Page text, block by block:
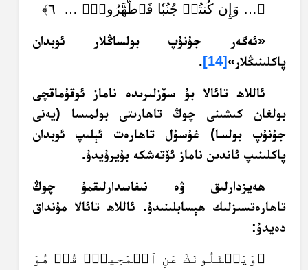
﴿… وَإِن كُنتُمۡ جُنُبٗا فَٱطَّهَّرُواْۚ … ٦﴾
«ئەگەر جۇنۇپ بولساڭلار ئوبدان
پاكلىنىڭلار»[14]
.
ئاللاھ تائالا بۇ سۆزلىرىدە ناماز ئوقۇماقچى
بولغان كىشىنى چوڭ تاھارىتى بولمىسا (يەنى
جۇنۇپ بولسا) غۇسۇل تاھارەت ئېلىپ ئوبدان
پاكلىنىپ ئاندىن ناماز ئۆتەشكە بۇيرۇيدۇ.
ھەيزدارلىق ۋە نىفاسدارلىقمۇ چوڭ
تاھارەتسىزلىك ھېسابلىنىدۇ. ئاللاھ تائالا مۇنداق
دەيدۇ:
﴿وَيَسۡئَلُونَكَ عَنِ ٱلۡمَحِيضِۖ قُلۡ هُوَ